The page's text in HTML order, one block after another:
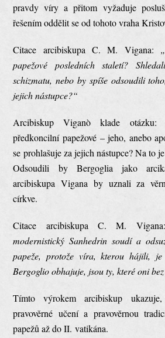
pravdy víry a přitom vyžaduje
řešením oddělit se od tohoto vraha
Citace arcibiskupa C. M. Vigana:
papežové posledních staletí?
schizmatu, nebo by spíše odsoudili
jejich nástupce?“
Arcibiskup Viganò klade
předkoncilní papežové – jeho, anebo
se prohlašuje za jejich nástupce? Na to
Odsoudili by Bergoglia jako
arcibiskupa Vigana by uznali za
církve.
Citace arcibiskupa C. M.
modernistický Sanhedrin soudí a
papeže, protože víra, kterou hájili,
Bergoglio obhajuje, jsou ty, které oni
Tímto výrokem arcibiskup
pravověrné učení a pravověrnou
papežů až do II. vatikána.